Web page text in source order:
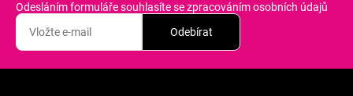
Odesláním formuláře souhlasítese zpracováním osobních údajů
Odebírat